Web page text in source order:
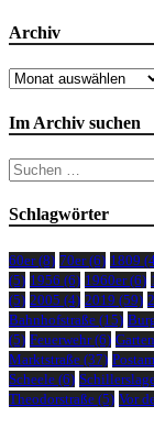
Archiv
Archiv
Im Archiv suchen
Suchen
nach:
Schlagwörter
60er(8) 70er(6) 1809
(5) 1956 (6) 1960er(6)
(5) 2005 (4) 2019 (59)
Bahnhofstraße (15)
(5) Feuerwehr(6)
Marktstraße (37)
Scheele (6)
Theodorstraße (5) Vor